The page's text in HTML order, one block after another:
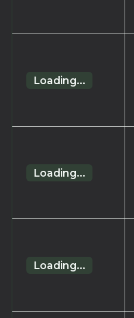
Loading...
Loading...
Loading...